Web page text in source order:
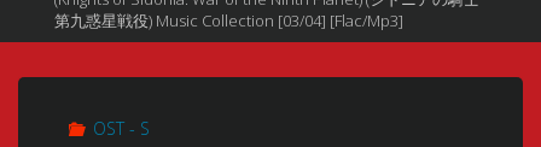
Inicio
第九惑星戦役) Music Collection [03/04] [Flac/Mp3]
OST - S